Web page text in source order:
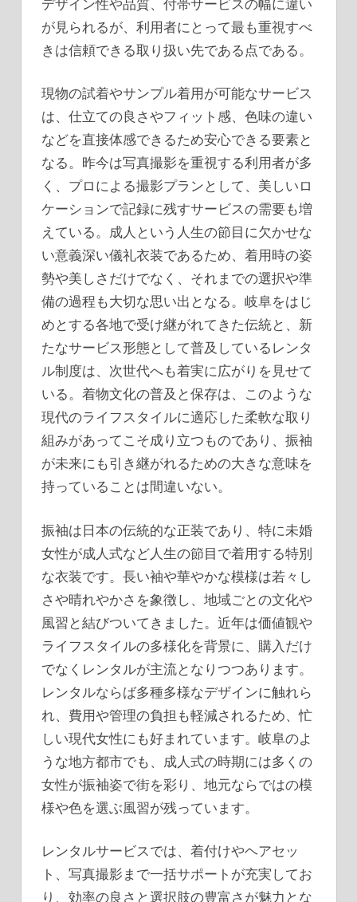
デザイン性や品質、付帯サービスの幅に違い
が見られるが、利用者にとって最も重視すべ
きは信頼できる取り扱い先である点である。
現物の試着やサンプル着用が可能なサービス
は、仕立ての良さやフィット感、色味の違い
などを直接体感できるため安心できる要素と
なる。昨今は写真撮影を重視する利用者が多
く、プロによる撮影プランとして、美しいロ
ケーションで記録に残すサービスの需要も増
えている。成人という人生の節目に欠かせな
い意義深い儀礼衣装であるため、着用時の姿
勢や美しさだけでなく、それまでの選択や準
備の過程も大切な思い出となる。岐阜をはじ
めとする各地で受け継がれてきた伝統と、新
たなサービス形態として普及しているレンタ
ル制度は、次世代へも着実に広がりを見せて
いる。着物文化の普及と保存は、このような
現代のライフスタイルに適応した柔軟な取り
組みがあってこそ成り立つものであり、振袖
が未来にも引き継がれるための大きな意味を
持っていることは間違いない。
振袖は日本の伝統的な正装であり、特に未婚
女性が成人式など人生の節目で着用する特別
な衣装です。長い袖や華やかな模様は若々し
さや晴れやかさを象徴し、地域ごとの文化や
風習と結びついてきました。近年は価値観や
ライフスタイルの多様化を背景に、購入だけ
でなくレンタルが主流となりつつあります。
レンタルならば多種多様なデザインに触れら
れ、費用や管理の負担も軽減されるため、忙
しい現代女性にも好まれています。岐阜のよ
うな地方都市でも、成人式の時期には多くの
女性が振袖姿で街を彩り、地元ならではの模
様や色を選ぶ風習が残っています。
レンタルサービスでは、着付けやヘアセッ
ト、写真撮影まで一括サポートが充実してお
り、効率の良さと選択肢の豊富さが魅力とな